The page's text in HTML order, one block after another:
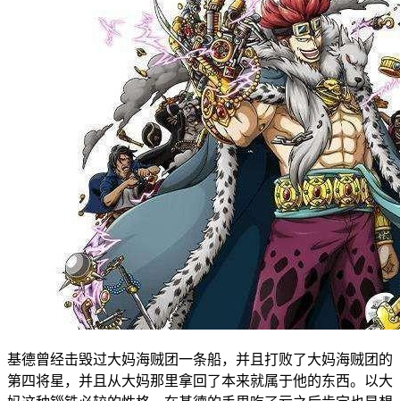
基德曾经击毁过大妈海贼团一条船，并且打败了大妈海贼团的
第四将星，并且从大妈那里拿回了本来就属于他的东西。以大